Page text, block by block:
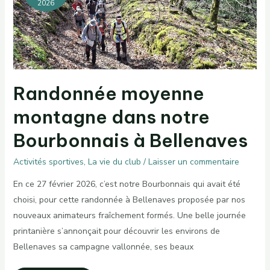
2026
Randonnée moyenne
montagne dans notre
Bourbonnais à Bellenaves
Activités sportives, La vie du club / Laisser un commentaire
En ce 27 février 2026, c’est notre Bourbonnais qui avait été
choisi, pour cette randonnée à Bellenaves proposée par nos
nouveaux animateurs fraîchement formés. Une belle journée
printanière s’annonçait pour découvrir les environs de
Bellenaves sa campagne vallonnée, ses beaux